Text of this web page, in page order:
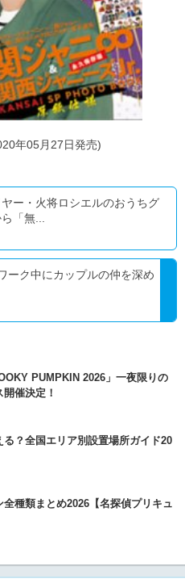
年05月27日発売)
ー・火将ロシエルのおうちグ
「無...
ーク中にカップルの仲を深め
PUMPKIN 2026」一夜限りの
催決定！
？全国エリア別設置場所ガイド20
種類まとめ2026【名探偵プリキュ